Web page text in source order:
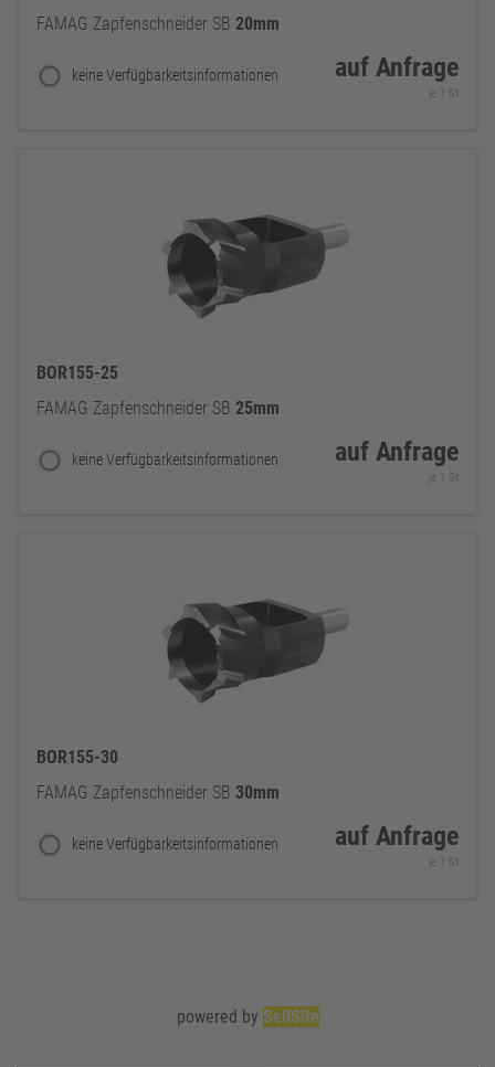
FAMAG Zapfenschneider SB 20mm
keine Verfügbarkeitsinformationen auf Anfrage
je 1 St
BOR155-25
FAMAG Zapfenschneider SB 25mm
keine Verfügbarkeitsinformationen auf Anfrage
je 1 St
BOR155-30
FAMAG Zapfenschneider SB 30mm
keine Verfügbarkeitsinformationen auf Anfrage
je 1 St
powered by SellSite